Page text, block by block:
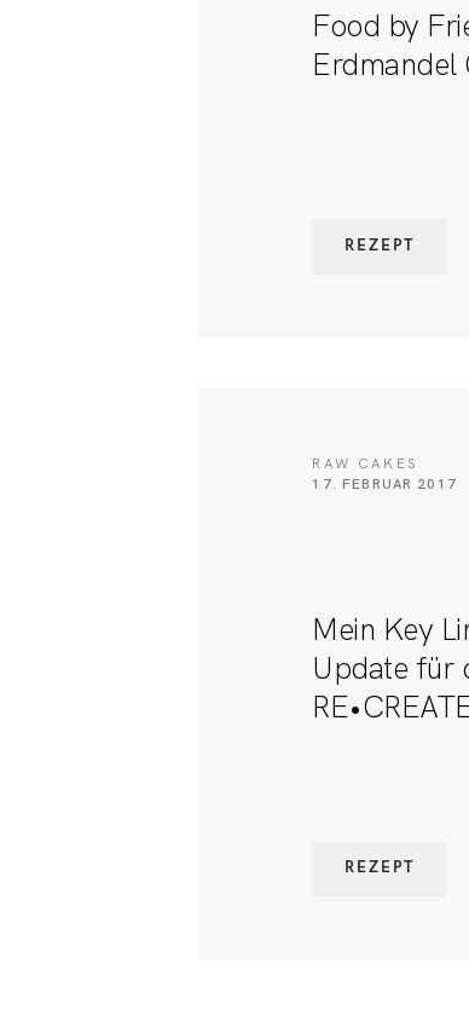
Food by
Erdmandel
REZEPT
RAW CAKES
17. FEBRUAR 2017
Mein Key
Update für
REZEPT